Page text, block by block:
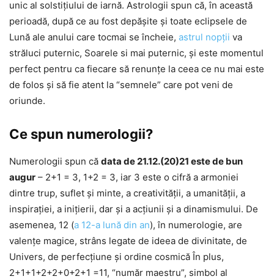
unic al solstiţiului de iarnă. Astrologii spun că, în această
perioadă, după ce au fost depăşite şi toate eclipsele de
Lună ale anului care tocmai se încheie, astrul nopţii va
străluci puternic, Soarele si mai puternic, şi este momentul
perfect pentru ca fiecare să renunţe la ceea ce nu mai este
de folos şi să fie atent la “semnele” care pot veni de
oriunde.
Ce spun numerologii?
Numerologii spun că data de 21.12.(20)21 este de bun
augur – 2+1 = 3, 1+2 = 3, iar 3 este o cifră a armoniei
dintre trup, suflet şi minte, a creativităţii, a umanităţii, a
inspiraţiei, a iniţierii, dar şi a acţiunii şi a dinamismului. De
asemenea, 12 (a 12-a lună din an), în numerologie, are
valenţe magice, strâns legate de ideea de divinitate, de
Univers, de perfecţiune şi ordine cosmică În plus,
2+1+1+2+2+0+2+1 =11, “număr maestru”, simbol al